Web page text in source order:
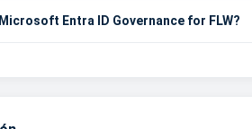
Entra ID Governance for FLW?